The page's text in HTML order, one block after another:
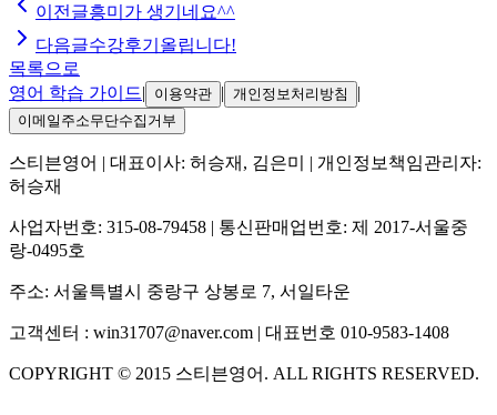
이전글흥미가 생기네요^^
다음글수강후기올립니다!
목록으로
영어 학습 가이드| 이용약관 | 개인정보처리방침 |
이메일주소무단수집거부
스티븐영어 | 대표이사: 허승재, 김은미
| 개인정보책임관리자:
허승재
사업자번호: 315-08-79458 | 통신판매업번호: 제 2017-서울중
랑-0495호
주소: 서울특별시 중랑구 상봉로 7, 서일타운
고객센터 : win31707@naver.com | 대표번호 010-9583-1408
COPYRIGHT © 2015 스티븐영어 . ALL RIGHTS RESERVED.